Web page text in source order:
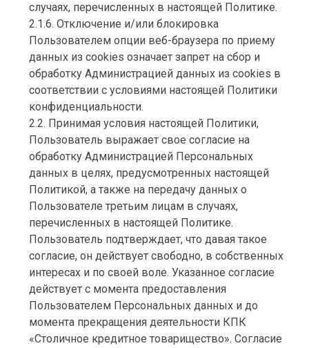
случаях, перечисленных в настоящей Политике.
2.1.6. Отключение и/или блокировка
Пользователем опции веб-браузера по приему
данных из cookies означает запрет на сбор и
обработку Администрацией данных из cookies в
соответствии с условиями настоящей Политики
конфиденциальности.
2.2. Принимая условия настоящей Политики,
Пользователь выражает свое согласие на
обработку Администрацией Персональных
данных в целях, предусмотренных настоящей
Политикой, а также на передачу данных о
Пользователе третьим лицам в случаях,
перечисленных в настоящей Политике.
Пользователь подтверждает, что давая такое
согласие, он действует свободно, в собственных
интересах и по своей воле. Указанное согласие
действует с момента предоставления
Пользователем Персональных данных и до
момента прекращения деятельности КПК
«Столичное кредитное товарищество». Согласие